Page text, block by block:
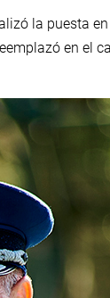
la puesta
en el